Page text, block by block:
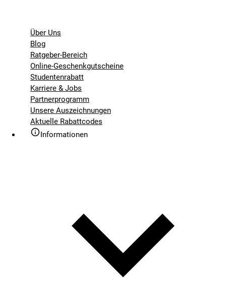
Über Uns
Blog
Ratgeber-Bereich
Online-Geschenkgutscheine
Studentenrabatt
Karriere & Jobs
Partnerprogramm
Unsere Auszeichnungen
Aktuelle Rabattcodes
Informationen